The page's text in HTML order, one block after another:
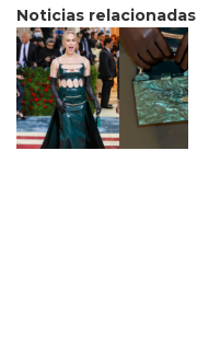
Noticias relacionadas